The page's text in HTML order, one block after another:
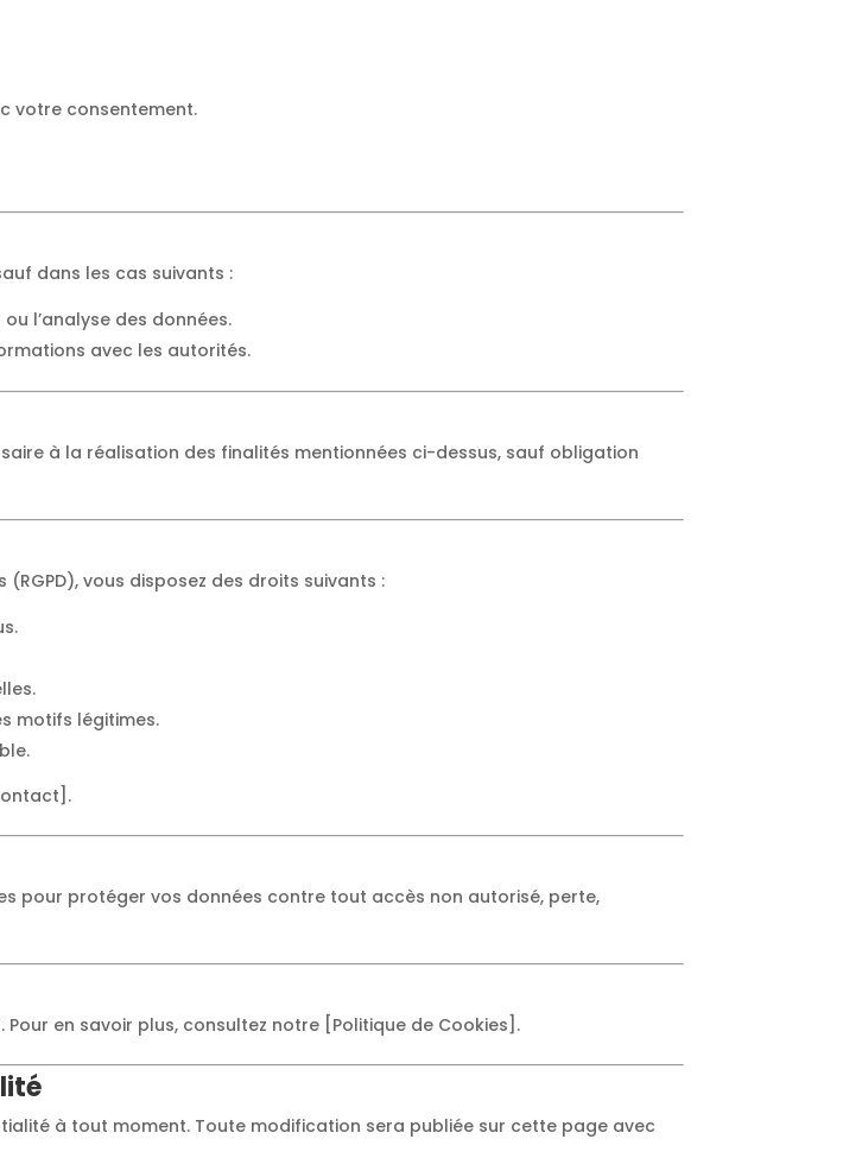
votre consentement.
dans les cas suivants :
l’analyse des données.
avec les autorités.
à la réalisation des finalités mentionnées ci-dessus, sauf obligation
vous disposez des droits suivants :
motifs légitimes.
pour protéger vos données contre tout accès non autorisé, perte,
en savoir plus, consultez notre [Politique de Cookies].
à tout moment. Toute modification sera publiée sur cette page avec